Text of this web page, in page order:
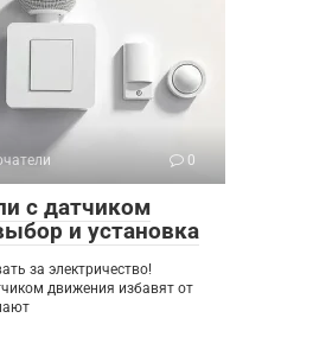
0
с датчиком
и установка
за электричество!
движения избавят от